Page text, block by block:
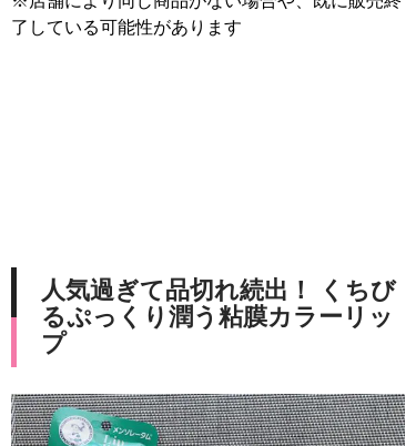
了している可能性があります
人気過ぎて品切れ続出！ くちび
るぷっくり潤う粘膜カラーリッ
プ